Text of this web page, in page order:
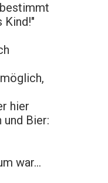
Kind!"
hier
und Bier:
war...